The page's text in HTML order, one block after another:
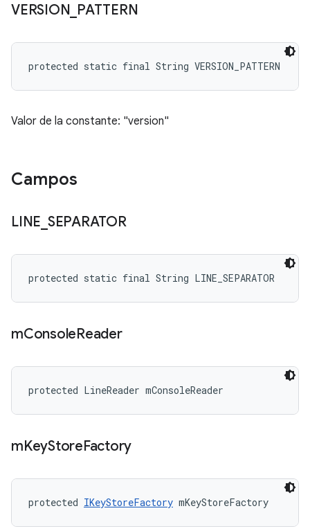
VERSION PATTERN
protected static final String VERSION_PATTERN
Valor de la constante: "version"
Campos
LINE SEPARATOR
protected static final String LINE_SEPARATOR
mConsoleReader
protected LineReader mConsoleReader
mKeyStoreFactory
protected IKeyStoreFactory mKeyStoreFactory